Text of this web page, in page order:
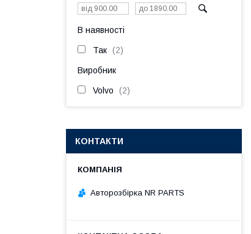
В наявності
Так 2
Виробник
Volvo 2
КОНТАКТИ
Авторозбірка NR PARTS